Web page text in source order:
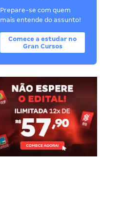
Prepare-se com quem
mais entende do assunto!
Comece a estudar no
Gran Cursos